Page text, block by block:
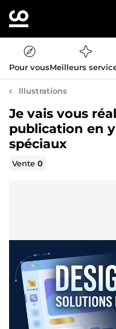
Pour vousMeilleurs
Illustrations
Je vais vous
publication en
spéciaux
Vente0